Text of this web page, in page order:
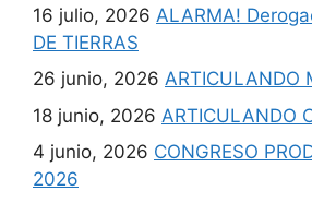
16 julio, 2026 ALARMA!
DE TIERRAS
26 junio, 2026 ARTICULANDO
18 junio, 2026 ARTICULANDO
4 junio, 2026 CONGRESO
2026